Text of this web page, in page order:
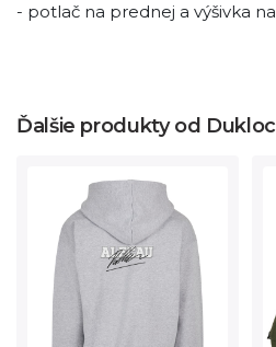
- potlač na prednej a výšivka
Ďalšie produkty od